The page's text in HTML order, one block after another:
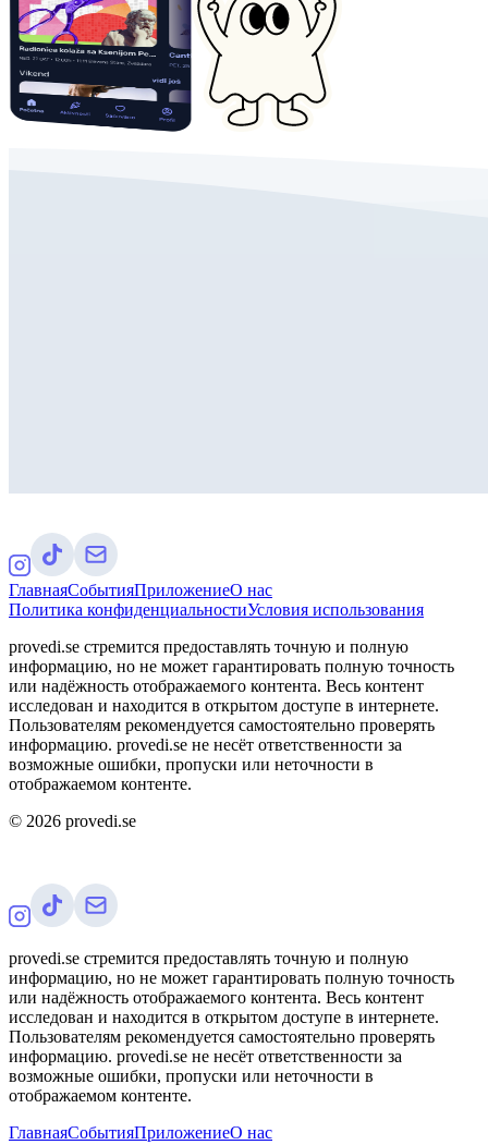
ГлавнаяСобытияПриложениеО нас
Политика конфиденциальностиУсловия использования
provedi.se стремится предоставлять точную и полную
информацию, но не может гарантировать полную точность
или надёжность отображаемого контента. Весь контент
исследован и находится в открытом доступе в интернете.
Пользователям рекомендуется самостоятельно проверять
информацию. provedi.se не несёт ответственности за
возможные ошибки, пропуски или неточности в
отображаемом контенте.
© 2026 provedi.se
provedi.se стремится предоставлять точную и полную
информацию, но не может гарантировать полную точность
или надёжность отображаемого контента. Весь контент
исследован и находится в открытом доступе в интернете.
Пользователям рекомендуется самостоятельно проверять
информацию. provedi.se не несёт ответственности за
возможные ошибки, пропуски или неточности в
отображаемом контенте.
ГлавнаяСобытияПриложениеО нас